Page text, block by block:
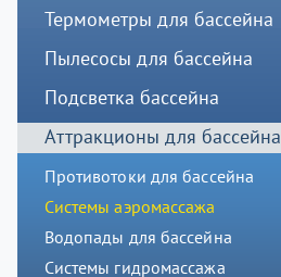
Термометры для бассейна
Пылесосы для бассейна
Подсветка бассейна
Аттракционы для бассейна
Противотоки для бассейна
Системы аэромассажа
Водопады для бассейна
Системы гидромассажа